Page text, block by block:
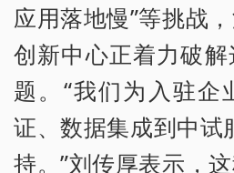
应用落地慢”等挑战
创新中心正着力破
题。“我们为入驻企
证、数据集成到中试
持。”刘传厚表示，